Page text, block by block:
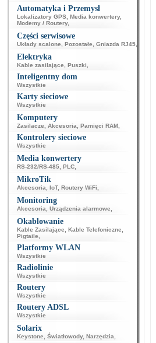
Automatyka i Przemysł
Lokalizatory GPS Media konwertery,
Modemy / Routery,
Części serwisowe
Układy scalone Pozostałe Gniazda RJ45
Elektryka
Kable zasilające Puszki
Inteligentny dom
Wszystkie
Karty sieciowe
Wszystkie
Komputery
Zasilacze Akcesoria Pamięci RAM
Kontrolery sieciowe
Wszystkie
Media konwertery
RS-232/RS-485 PLC
MikroTik
Akcesoria IoT, Routery WiFi
Monitoring
Akcesoria Urządzenia alarmowe
Okablowanie
Kable Zasilające Kable Telefoniczne
Pigtaile
Platformy WLAN
Wszystkie
Radiolinie
Wszystkie
Routery
Wszystkie
Routery ADSL
Wszystkie
Solarix
Keystone Światłowody, Narzędzia